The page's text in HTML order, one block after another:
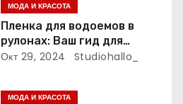
МОДА И КРАСОТА
Пленка для водоемов в
рулонах: Ваш гид для
выбора и применения
Окт 29, 2024 Studiohallo_
МОДА И КРАСОТА